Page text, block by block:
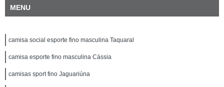
MENU
camisa social esporte fino masculina Taquaral
camisa esporte fino masculina Cássia
camisas sport fino Jaguariúna